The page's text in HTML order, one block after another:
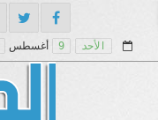
الأحد 9 أغسطس